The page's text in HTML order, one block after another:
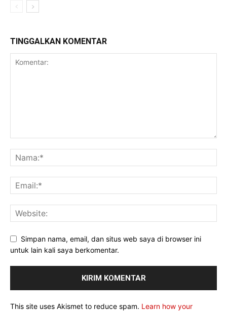
TINGGALKAN KOMENTAR
Simpan nama, email, dan situs web saya di browser ini
untuk lain kali saya berkomentar.
This site uses Akismet to reduce spam. Learn how your